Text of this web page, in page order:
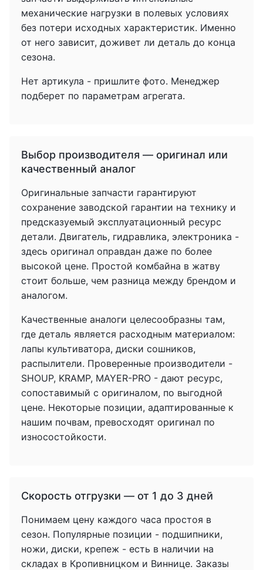
механические нагрузки в полевых условиях
без потери исходных характеристик. Именно
от него зависит, доживет ли деталь до конца
сезона.
Нет артикула - пришлите фото. Менеджер
подберет по параметрам агрегата.
Выбор производителя — оригинал или
качественный аналог
Оригинальные запчасти гарантируют
сохранение заводской гарантии на технику и
предсказуемый эксплуатационный ресурс
детали. Двигатель, гидравлика, электроника -
здесь оригинал оправдан даже по более
высокой цене. Простой комбайна в жатву
стоит больше, чем разница между брендом и
аналогом.
Качественные аналоги целесообразны там,
где деталь является расходным материалом:
лапы культиватора, диски сошников,
распылители. Проверенные производители -
SHOUP, KRAMP, MAYER-PRO - дают ресурс,
сопоставимый с оригиналом, по выгодной
цене. Некоторые позиции, адаптированные к
нашим почвам, превосходят оригинал по
износостойкости.
Скорость отгрузки — от 1 до 3 дней
Понимаем цену каждого часа простоя в
сезон. Популярные позиции - подшипники,
ножи, диски, крепеж - есть в наличии на
складах в Кропивницком и Виннице. Заказы